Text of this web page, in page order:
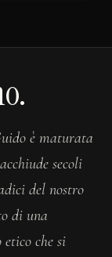
è maturata
secoli
del nostro
di una
che si